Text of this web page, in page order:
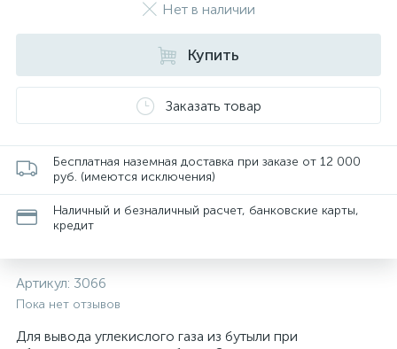
Нет в наличии
Купить
Заказать товар
Бесплатная наземная доставка при заказе от 12 000
руб. (имеются исключения)
Наличный и безналичный расчет, банковские карты,
кредит
Артикул: 3066
Пока нет отзывов
Для вывода углекислого газа из бутыли при